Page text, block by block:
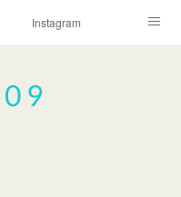
Instagram
09